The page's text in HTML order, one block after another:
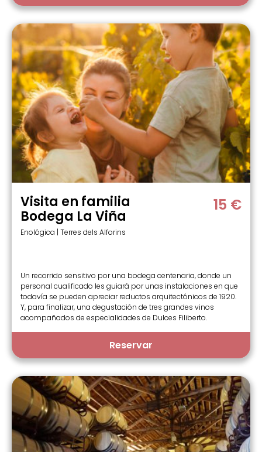
Visita en familia
Bodega La Viña
Enológica | Terres dels Alforins
15 €
Un recorrido sensitivo por una bodega centenaria, donde un
personal cualificado les guiará por unas instalaciones en que
todavía se pueden apreciar reductos arquitectónicos de 1920.
Y, para finalizar, una degustación de tres grandes vinos
acompañados de especialidades de Dulces Filiberto.
Reservar